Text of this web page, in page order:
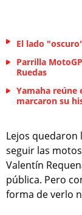
El lado
Parrilla
Ruedas
Yamaha reúne
marcaron su
Lejos
seguir las
Valentín
pública. Pero
forma de verlo